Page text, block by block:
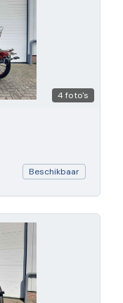
4 foto's
Beschikbaar